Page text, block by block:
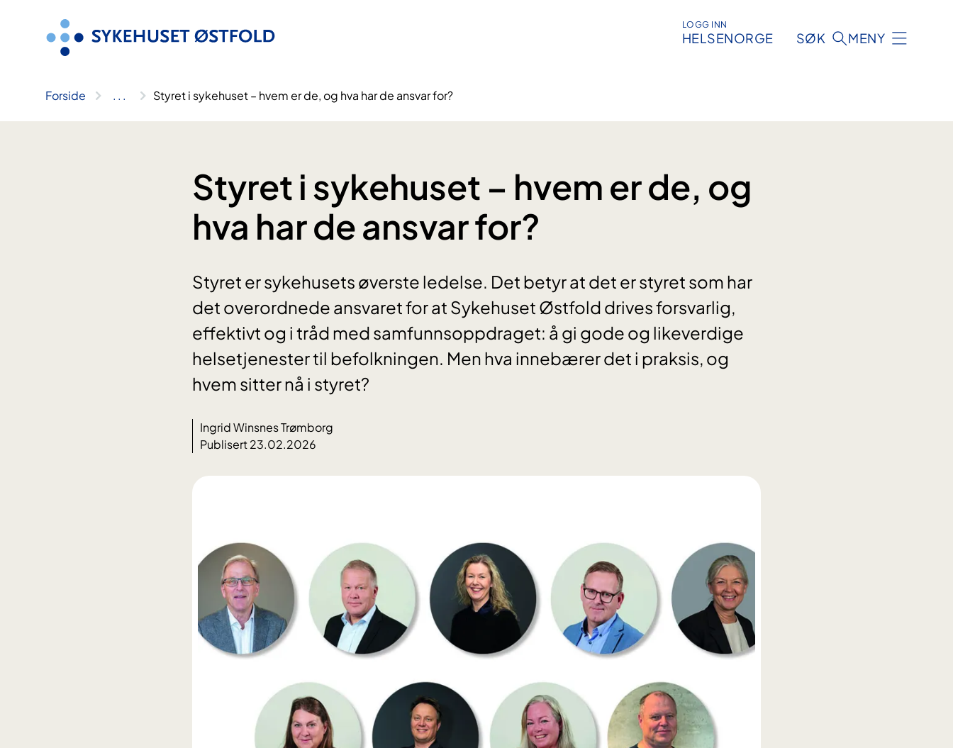
LOGG INN
HELSENORGE SØK MENY
Forside .. . Styret i sykehuset – hvem er de, og hva har de ansvar for?
Styret i sykehuset – hvem er de, og
hva har de ansvar for?
Styret er sykehusets øverste ledelse. Det betyr at det er styret som har
det overordnede ansvaret for at Sykehuset Østfold drives forsvarlig,
effektivt og i tråd med samfunnsoppdraget: å gi gode og likeverdige
helsetjenester til befolkningen. Men hva innebærer det i praksis, og
hvem sitter nå i styret?
Ingrid Winsnes Trømborg
Publisert 23.02.2026